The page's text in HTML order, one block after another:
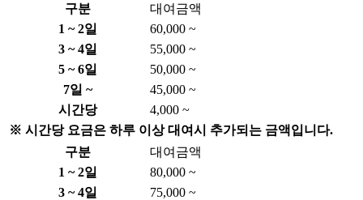
구분
대여금액
1 ~ 2일
60,000 ~
3 ~ 4일
55,000 ~
5 ~ 6일
50,000 ~
7일 ~
45,000 ~
시간당
4,000 ~
※ 시간당 요금은 하루 이상 대여시 추가되는 금액입니다.
구분
대여금액
1 ~ 2일
80,000 ~
3 ~ 4일
75,000 ~